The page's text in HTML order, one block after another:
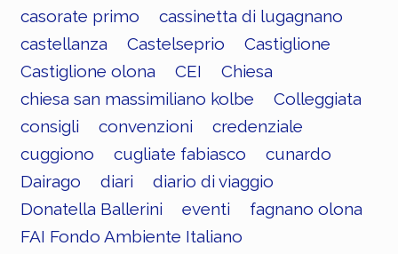
casorate primo
cassinetta di lugagnano
castellanza
Castelseprio
Castiglione
Castiglione olona
CEI
Chiesa
chiesa san massimiliano kolbe
Colleggiata
consigli
convenzioni
credenziale
cuggiono
cugliate fabiasco
cunardo
Dairago
diari
diario di viaggio
Donatella Ballerini
eventi
fagnano olona
FAI Fondo Ambiente Italiano